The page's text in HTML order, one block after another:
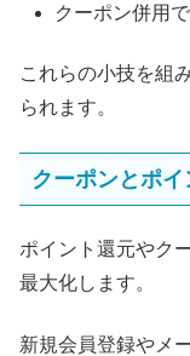
クーポン併用
これらの小技を組
られます。
クーポンとポ
ポイント還元やク
最大化します。
新規会員登録やメ